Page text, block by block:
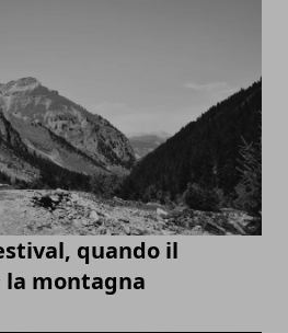
quando il
montagna